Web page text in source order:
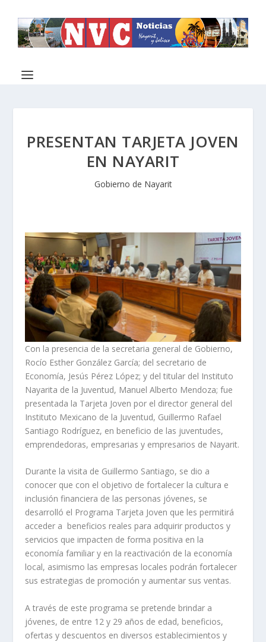
PRESENTAN TARJETA JOVEN
EN NAYARIT
Gobierno de Nayarit
Con la presencia de la secretaria general de Gobierno,
Rocío Esther González García; del secretario de
Economía, Jesús Pérez López; y del titular del Instituto
Nayarita de la Juventud, Manuel Alberto Mendoza; fue
presentada la Tarjeta Joven por el director general del
Instituto Mexicano de la Juventud, Guillermo Rafael
Santiago Rodríguez, en beneficio de las juventudes,
emprendedoras, empresarias y empresarios de Nayarit.
Durante la visita de Guillermo Santiago, se dio a
conocer que con el objetivo de fortalecer la cultura e
inclusión financiera de las personas jóvenes, se
desarrolló el Programa Tarjeta Joven que les permitirá
acceder a beneficios reales para adquirir productos y
servicios que impacten de forma positiva en la
economía familiar y en la reactivación de la economía
local, asimismo las empresas locales podrán fortalecer
sus estrategias de promoción y aumentar sus ventas.
A través de este programa se pretende brindar a
jóvenes, de entre 12 y 29 años de edad, beneficios,
ofertas y descuentos en diversos establecimientos y